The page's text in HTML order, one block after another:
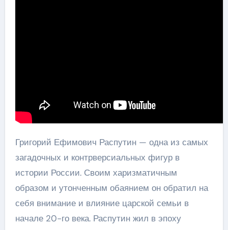
Григорий Ефимович Распутин — одна из самых
загадочных и контрверсиальных фигур в
истории России. Своим харизматичным
образом и утонченным обаянием он обратил на
себя внимание и влияние царской семьи в
начале 20-го века. Распутин жил в эпоху